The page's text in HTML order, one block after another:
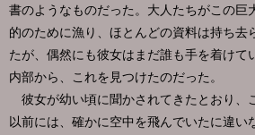
書のようなものだった。大人たちがこの巨
的のために漁り、ほとんどの資料は持ち去
たが、偶然にも彼女はまだ誰も手を着けて
内部から、これを見つけたのだった。
彼女が幼い頃に聞かされてきたとおり、
以前には、確かに空中を飛んでいたに違い